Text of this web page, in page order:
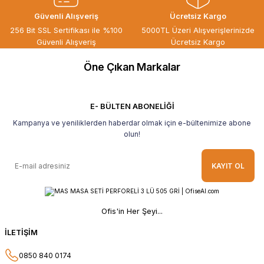
Kaliteli ürün, güvenli alışveriş ve
teşekkür ederim.
hediye ile geldi Teşekkür ederim Tavsiye
Ahmet Yılmaz | 29/04/2026
paketlenmiş, sorunsuz teslim aldım,
O... A... | 10/02/2026
Güvenli Alışveriş
256 Bit SSL Sertifikası ile %100
Güvenli Alışveriş
Ücretsiz Kargo
5000TL Üzeri Alışverişlerinizde
Ücretsiz Kargo
Öne Çıkan Markalar
E- BÜLTEN ABONELİĞİ
Kampanya ve yeniliklerden haberdar olmak için e-bültenimize abone
olun!
KAYIT OL
Ofis'in Her Şeyi...
İLETİŞİM
0850 840 0174